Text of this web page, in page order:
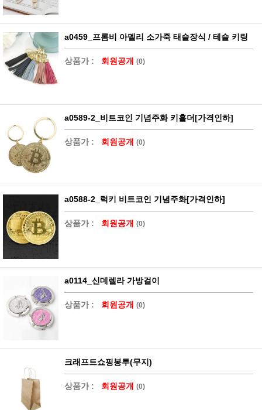
a0459_프롬비 아멜리 소가죽 태슬장식 / 테슬 키링
상품가 : 회원공개 (0)
a0589-2_비트코인 기념주화 키홀더[가격인하]
상품가 : 회원공개 (0)
a0588-2_럭키 비트코인 기념주화[가격인하]
상품가 : 회원공개 (0)
a0114_신데렐라 가방걸이
상품가 : 회원공개 (0)
크래프트쇼핑봉투(무지)
상품가 : 회원공개 (0)